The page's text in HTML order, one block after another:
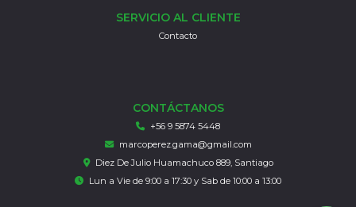
SERVICIO AL CLIENTE
Contacto
CONTÁCTANOS
+56 9 5874 5448
marcoperez.gama@gmail.com
Diez De Julio Huamachuco 889, Santiago
Lun a Vie de 9:00 a 17:30 y Sab de 10:00 a 13:00